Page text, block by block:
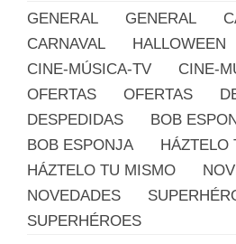
GENERAL GENERAL
CARNAVAL
HALLOWEEN
CINE-MÚSICA-TV
CINE-
OFERTAS
OFERTAS
DESPEDIDAS
BOB
BOB ESPONJA
HÁZTELO
HÁZTELO TU MISMO
NOVEDADES
SUPERHÉROES